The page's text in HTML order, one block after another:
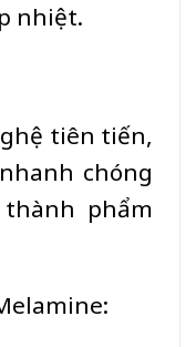
nhiệt.
tiên tiến,
chóng
phẩm